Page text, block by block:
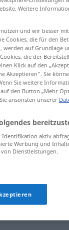
Weitere
und wir besser
Cookies, die für den
auf Grundlage
die der
Klick auf den
Akzeptieren“. Sie
Sie weitere
den Button „Mehr
ansonsten unserer
Identifikation aktiv
Werbung und
Dienstleistungen.